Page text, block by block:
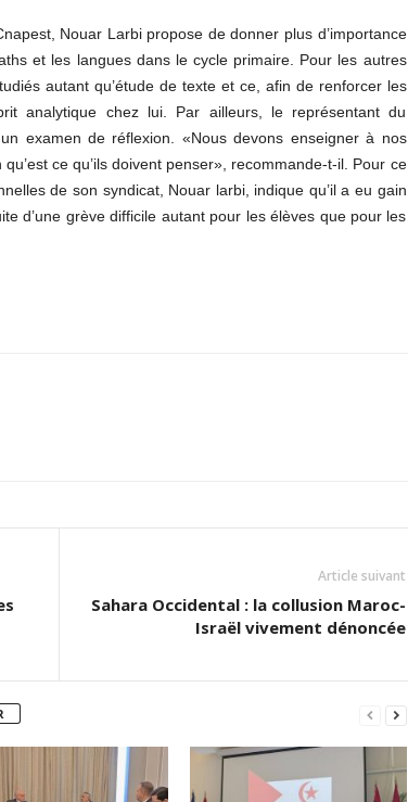
Nouar Larbi propose de donner plus d’importance
et les langues dans le cycle primaire. Pour les autres
autant qu’étude de texte et ce, afin de renforcer les
analytique chez lui. Par ailleurs, le représentant du
examen de réflexion. «Nous devons enseigner à nos
ce qu’ils doivent penser», recommande-t-il. Pour ce
de son syndicat, Nouar larbi, indique qu’il a eu gain
d’une grève difficile autant pour les élèves que pour les
Article suivant
Sahara Occidental : la collusion Maroc-
Israël vivement dénoncée